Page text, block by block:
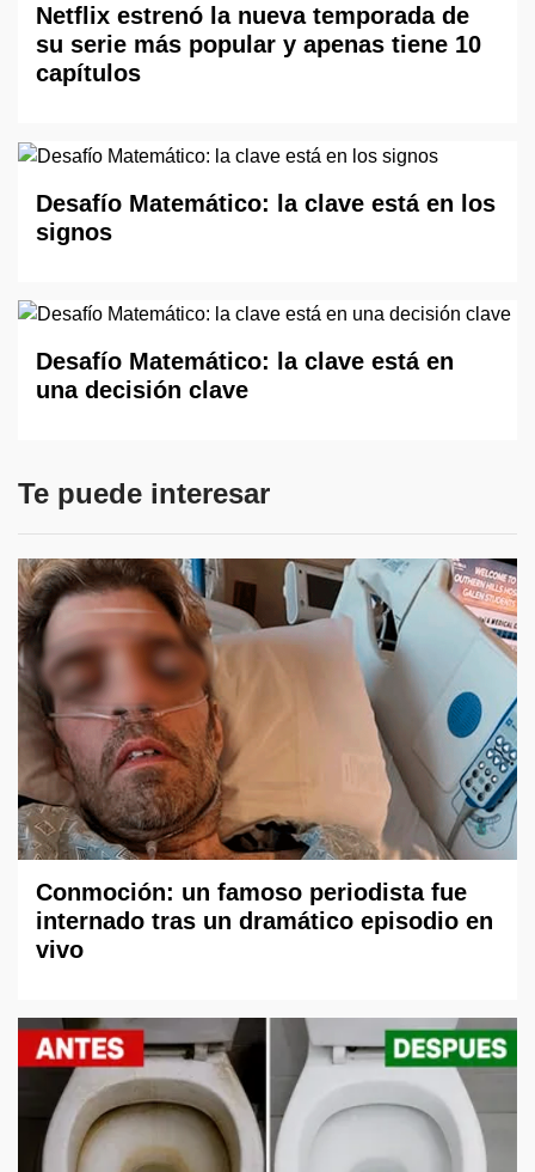
Netflix estrenó la nueva temporada de
su serie más popular y apenas tiene 10
capítulos
Desafío Matemático: la clave está en los
signos
Desafío Matemático: la clave está en
una decisión clave
Te puede interesar
Conmoción: un famoso periodista fue
internado tras un dramático episodio en
vivo